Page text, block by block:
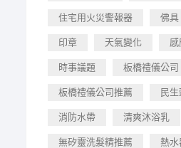
住宅用火災警報器 佛具
印章 天氣變化 感
時事議題 板橋禮儀公司
板橋禮儀公司推薦 民
消防水帶 清爽沐浴乳
無矽靈洗髮精推薦 熱水